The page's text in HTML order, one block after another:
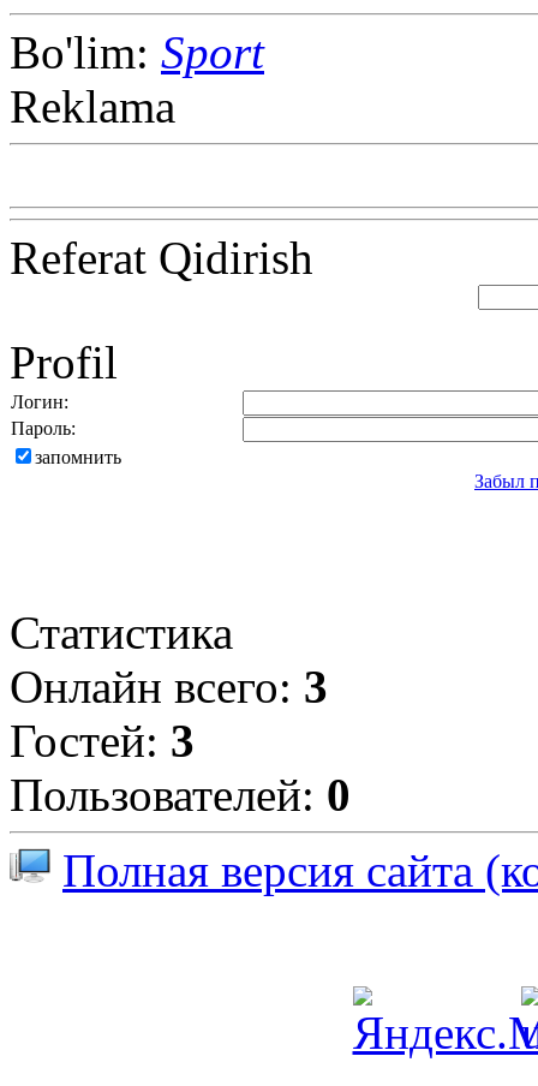
Bo'lim: Sport
Reklama
Referat Qidirish
Profil
Логин:
Пароль:
запомнить
Забыл
Статистика
Онлайн всего: 3
Гостей: 3
Пользователей: 0
Полная версия сайта